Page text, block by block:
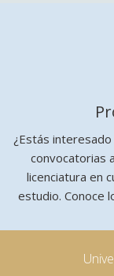
¿Estás
convocatorias
licenciatura en
estudio. Conoce